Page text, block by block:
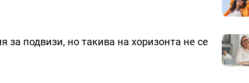
за подвизи, но такива на хоризонта не се